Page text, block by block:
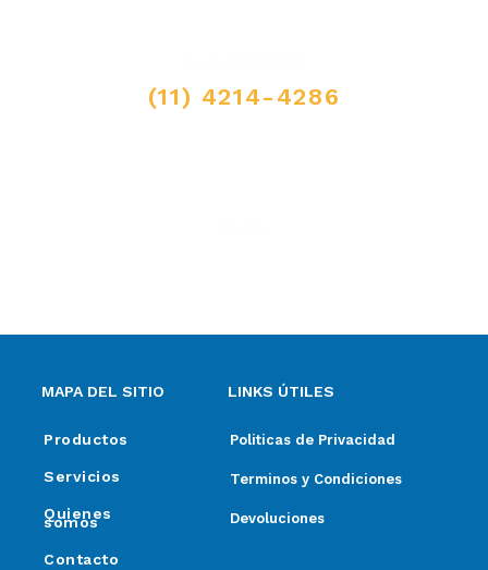
(11) 4214-4286
MAPA DEL SITIO
Productos
Servicios
Quienes
somos
Contacto
LINKS ÚTILES
Politicas de Privacidad
Terminos y Condiciones
Devoluciones